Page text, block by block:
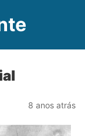
8 anos atrás